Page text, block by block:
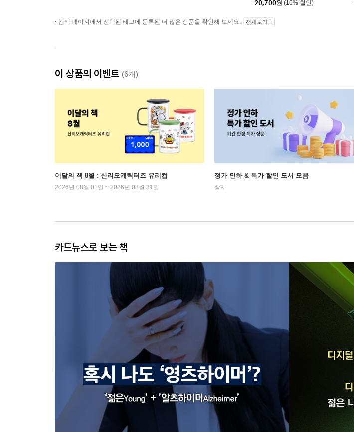
20,700원 (10% 할인)
검색 페이지에서 선택된 태그에 등록된 더 많은 상품을 확인해 보세요. 전체보기
이 상품의 이벤트 (6개)
이달의 책 8월 : 산리오캐릭터즈 유리컵
2026년 08월 01일 ~ 2026년 08월 31일
정가 인하 & 특가 할인 도서 모음
상시
카드뉴스로 보는 책